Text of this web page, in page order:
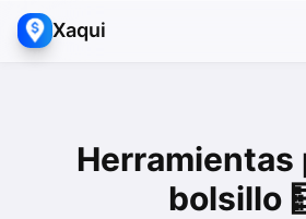
Xaqui
Herramientas
bolsillo